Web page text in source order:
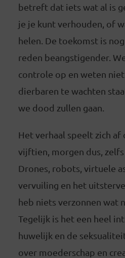
betreft dat iets wat al is
je je kunt verhouden, of
helen. De toekomst is
reden beangstigender.
controle op en weten
dierbaren te wachten
we dood zullen gaan.
Het verhaal speelt zich af
vijftien, morgen dus, zelfs
Drones, robots, virtuele
vervuiling en het
heb niets verzonnen wat
Tegelijk is het een heel
huwelijk en de
over moederschap en